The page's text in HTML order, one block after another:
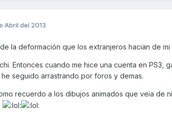
Abril del 2013
la deformación que los extranjeros hacian de
Entonces cuando me hice una cuenta en PS3,
seguido arrastrando por foros y demas.
recuerdo a los dibujos animados que veia de